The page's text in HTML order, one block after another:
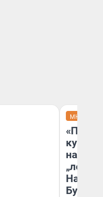
МНЕНИЕ
«Пласт
На